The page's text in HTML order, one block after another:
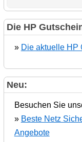
Die HP
» Die aktuelle HP
Neu:
Besuchen Sie
» Beste Netz
Angebote